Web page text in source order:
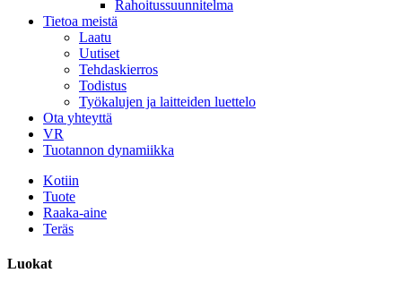
Rahoitussuunnitelma
Tietoa meistä
Laatu
Uutiset
Tehdaskierros
Todistus
Työkalujen ja laitteiden luettelo
Ota yhteyttä
VR
Tuotannon dynamiikka
Kotiin
Tuote
Raaka-aine
Teräs
Luokat